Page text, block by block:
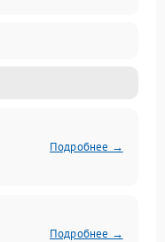
Подробнее →
Подробнее →